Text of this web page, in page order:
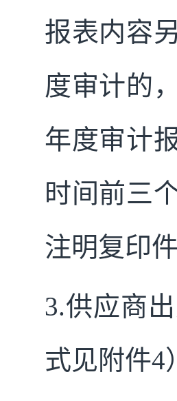
报表内容
度审计的
年度审计
时间前三
注明复印
3.供应商
式见附件4